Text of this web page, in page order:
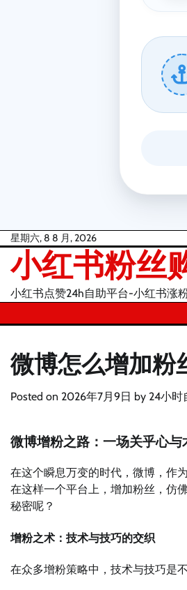
Skip
content
星期六, 8 8 月, 2026
小红书粉丝
小红书点赞24h自助平台-小红书涨
微博怎么增加粉
Posted on 2026年7月9日 by 24小时
微博增粉之路：一场关乎心与
在这个瞬息万变的时代，微博，作
在这样一个平台上，增加粉丝，仿
秘密呢？
增粉之术：技术与技巧的交织
在众多增粉策略中，技术与技巧是